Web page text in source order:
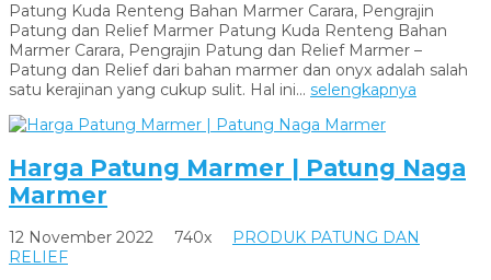
Patung Kuda Renteng Bahan Marmer Carara, Pengrajin
Patung dan Relief Marmer Patung Kuda Renteng Bahan
Marmer Carara, Pengrajin Patung dan Relief Marmer –
Patung dan Relief dari bahan marmer dan onyx adalah salah
satu kerajinan yang cukup sulit. Hal ini... selengkapnya
Harga Patung Marmer | Patung Naga
Marmer
12 November 2022 740x
PRODUK PATUNG DAN
RELIEF